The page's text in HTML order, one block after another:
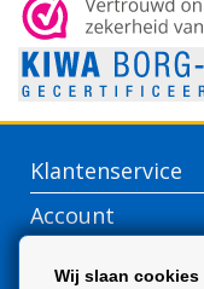
Klantenservice
Account
Wij slaan cookies